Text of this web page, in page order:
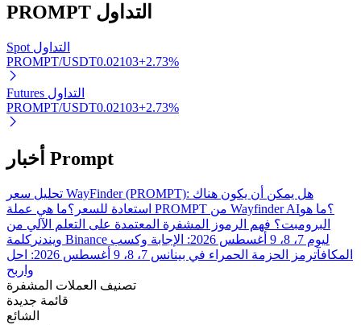
تعلم الستاكينغ
تعرف على كيفية كسب الدخل السلبي
Bitrue
شركاء بيترو
PROMPT التداول
Spot التداول
PROMPT/USDT0.02103+2.73%
Futures التداول
PROMPT/USDT0.02103+2.73%
أخبار Prompt
تحليل سعر WayFinder (PROMPT): هل يمكن أن يكون هناك
استعادة للسعر؟
ما هي عملة PROMPT من Wayfinder AI؟ما هو
البرومبت؟ فهم الرموز المشفرة المعتمدة على التعلم الآلي من
ويندنر كلمة Binance ليوم 7، 8، 9 أغسطس 2026: الإجابة وكسب
المكافآت
رمز الحزمة الحمراء في بينانس 7، 8، 9 أغسطس 2026: احل
واربح
تصنيف العملات المشفرة
قائمة جديدة
الشائع